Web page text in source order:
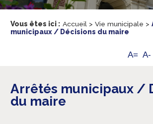
Vous êtes ici : Accueil > Vie municipale >
municipaux / Décisions du maire
A= A-
Arrêtés municipaux /
du maire